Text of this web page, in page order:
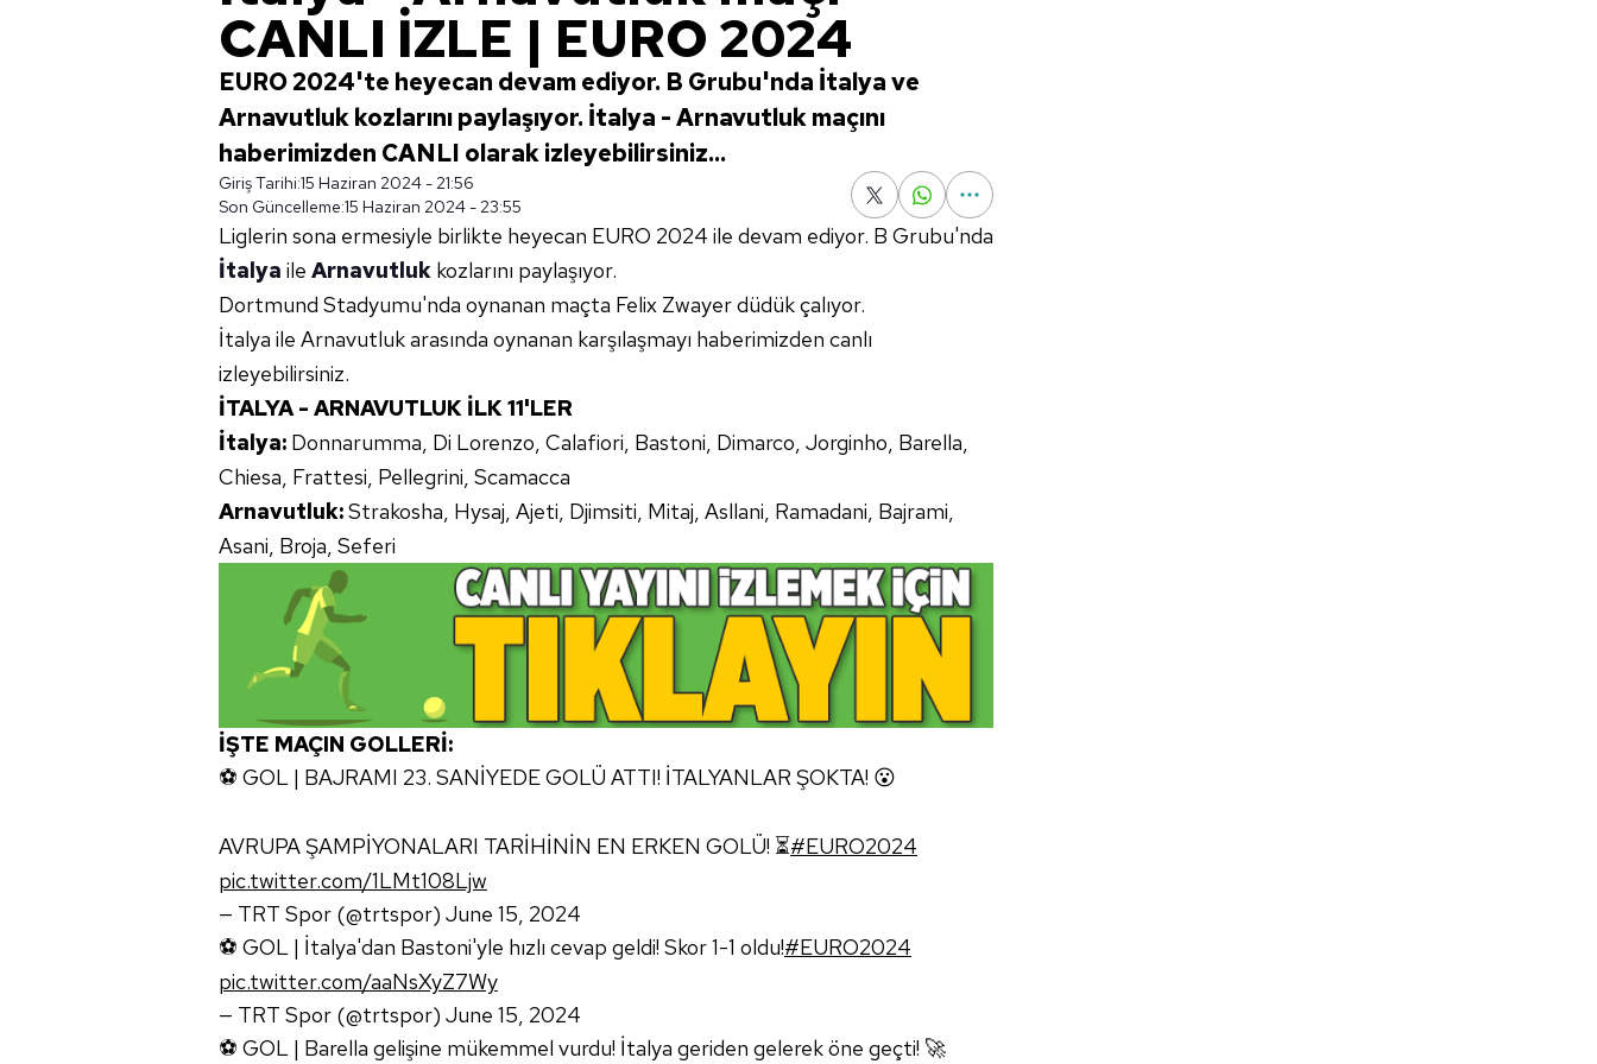
CANLI İZLE | EURO 2024
EURO 2024'te heyecan devam ediyor. B Grubu'nda İtalya ve
Arnavutluk kozlarını paylaşıyor. İtalya - Arnavutluk maçını
haberimizden CANLI olarak izleyebilirsiniz...
Giriş Tarihi:15 Haziran 2024 - 21:56
Son Güncelleme:15 Haziran 2024 - 23:55
Liglerin sona ermesiyle birlikte heyecan EURO 2024 ile devam ediyor. B Grubu'nda
İtalya ile Arnavutluk kozlarını paylaşıyor.
Dortmund Stadyumu'nda oynanan maçta Felix Zwayer düdük çalıyor.
İtalya ile Arnavutluk arasında oynanan karşılaşmayı haberimizden canlı
izleyebilirsiniz.
İTALYA - ARNAVUTLUK İLK 11'LER
İtalya: Donnarumma, Di Lorenzo, Calafiori, Bastoni, Dimarco, Jorginho, Barella,
Chiesa, Frattesi, Pellegrini, Scamacca
Arnavutluk:Strakosha, Hysaj, Ajeti, Djimsiti, Mitaj, Asllani, Ramadani, Bajrami,
Asani, Broja, Seferi
İŞTE MAÇIN GOLLERİ:
⚽️ GOL | BAJRAMI 23. SANİYEDE GOLÜ ATTI! İTALYANLAR ŞOKTA! 😮
AVRUPA ŞAMPİYONALARI TARİHİNİN EN ERKEN GOLÜ! ⏳#EURO2024
pic.twitter.com/1LMt108Ljw
— TRT Spor (@trtspor) June 15, 2024
⚽ GOL | İtalya'dan Bastoni'yle hızlı cevap geldi! Skor 1-1 oldu!#EURO2024
pic.twitter.com/aaNsXyZ7Wy
— TRT Spor (@trtspor) June 15, 2024
⚽ GOL | Barella gelişine mükemmel vurdu! İtalya geriden gelerek öne geçti! 🚀